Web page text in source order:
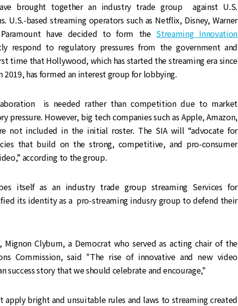
brought together an industry trade group against U.S.
U.S.-based streaming operators such as Netflix, Disney, Warner
Paramount have decided to form the Streaming Innovation
respond to regulatory pressures from the government and
time that Hollywood, which has started the streaming era since
2019, has formed an interest group for lobbying.
is needed rather than competition due to market
pressure. However, big tech companies such as Apple, Amazon,
not included in the initial roster. The SIA will “advocate for
that build on the strong, competitive, and pro-consumer
according to the group.
itself as an industry trade group streaming Services for
its identity as a pro-streaming indusry group to defend their
Mignon Clyburn, a Democrat who served as acting chair of the
Commission, said "The rise of innovative and new video
success story that we should celebrate and encourage,"
apply bright and unsuitable rules and laws to streaming created